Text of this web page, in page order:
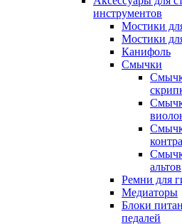
инструментов
Мостики
Мостики
Канифоль
Смычки
альтов
Ремни для
Медиаторы
Блоки
педалей